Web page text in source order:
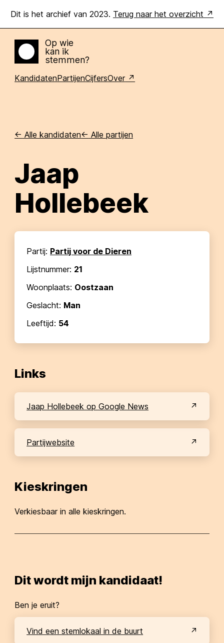
Dit is het archief van 2023. Terug naar het overzicht
Home
Op wie
kan ik
stemmen?
KandidatenPartijenCijfersOver
<- Alle kandidaten<- Alle partijen
Jaap
Hollebeek
Partij: Partij voor de Dieren
Lijstnummer: 21
Woonplaats: Oostzaan
Geslacht: Man
Leeftijd: 54
Links
Jaap Hollebeek op Google News
partijwebsite
Kieskringen
Verkiesbaar in alle kieskringen.
Dit wordt mijn kandidaat!
Ben je eruit?
Vind een stemlokaal in de buurt